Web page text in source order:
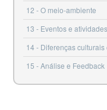
12
O meio-ambiente
13
Eventos e
14
Diferenças
15
Análise e Feedback